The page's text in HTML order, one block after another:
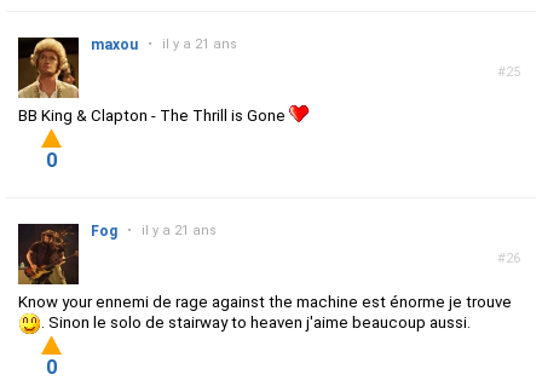
#25
maxou • il y a 21 ans
BB King & Clapton - The Thrill is Gone
0
#26
Fog • il y a 21 ans
Know your ennemi de rage against the machine est énorme je trouve
. Sinon le solo de stairway to heaven j'aime beaucoup aussi.
0